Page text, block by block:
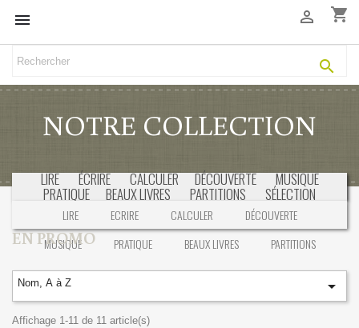
 shopping_cart


NOTRE COLLECTION
LIRE ÉCRIRE CALCULER DÉCOUVERTE MUSIQUE
PRATIQUE BEAUX LIVRES PARTITIONS SÉLECTION
LIRE ECRIRE CALCULER
DÉCOUVERTE
MUSIQUE
PRATIQUE BEAUX LIVRES PARTITIONS
EN PROMO
Nom, A à Z 
Affichage 1-11 de 11 article(s)